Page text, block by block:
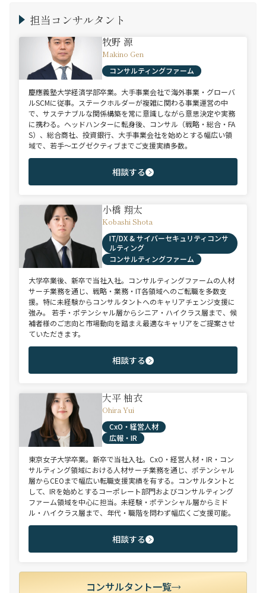
担当コンサルタント
牧野 源
Makino Gen
コンサルティングファーム
慶應義塾大学経済学部卒業。大手事業会社で海外事業・グローバ
ルSCMに従事。ステークホルダーが複雑に関わる事業運営の中
で、サステナブルな関係構築を常に意識しながら意思決定や実務
に携わる。ヘッドハンターに転身後、コンサル（戦略・総合・FA
S）、総合商社、投資銀行、大手事業会社を始めとする幅広い領
域で、若手～エグゼクティブまでご支援実績多数。
相談する
小橋 翔太
Kobashi Shota
IT/DX & サイバーセキュリティコンサ
ルティング
コンサルティングファーム
大学卒業後、新卒で当社入社。コンサルティングファームの人材
サーチ業務を通じ、戦略・業務・IT各領域へのご転職を多数支
援。特に未経験からコンサルタントへのキャリアチェンジ支援に
強み。 若手・ポテンシャル層からシニア・ハイクラス層まで、候
補者様のご志向と市場動向を踏まえ最適なキャリアをご提案させ
ていただきます。
相談する
大平 柚衣
Ohira Yui
CxO・経営人材
広報・IR
東京女子大学卒業。新卒で当社入社。CxO・経営人材・IR・コン
サルティング領域における人材サーチ業務を通じ、ポテンシャル
層からCEOまで幅広い転職支援実績を有する。コンサルタントと
して、IRを始めとするコーポレート部門およびコンサルティング
ファーム領域を中心に担当。未経験・ポテンシャル層からミド
ル・ハイクラス層まで、年代・職階を問わず幅広くご支援可能。
相談する
コンサルタント一覧